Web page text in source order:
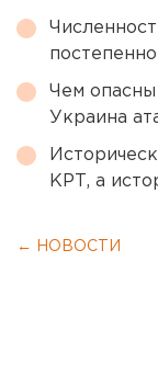
Чем
Украина
КРТ, а
← НОВОСТИ